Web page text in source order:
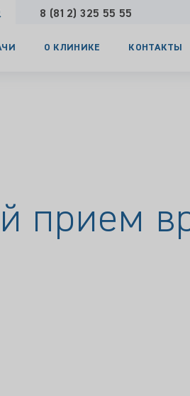
8 (812) 325 55 55
О КЛИНИКЕ КОНТАКТЫ
прием